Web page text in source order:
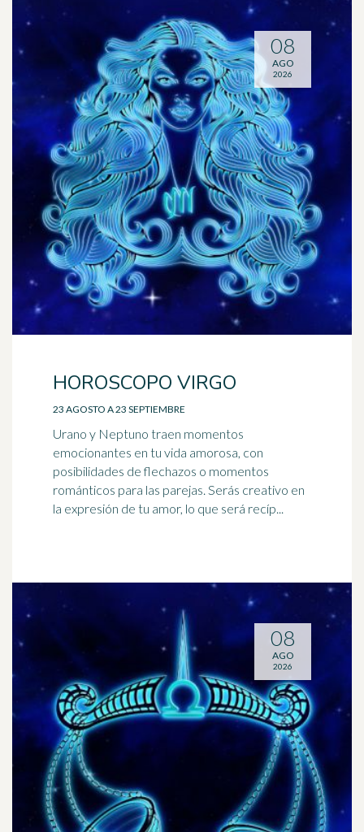
HOROSCOPO VIRGO
23 AGOSTO A 23 SEPTIEMBRE
Urano y Neptuno traen momentos
emocionantes en tu vida amorosa, con
posibilidades de flechazos o momentos
románticos para las parejas. Serás creativo en
la expresión de tu amor, lo que será recíp...
08
AGO
2026
08
AGO
2026